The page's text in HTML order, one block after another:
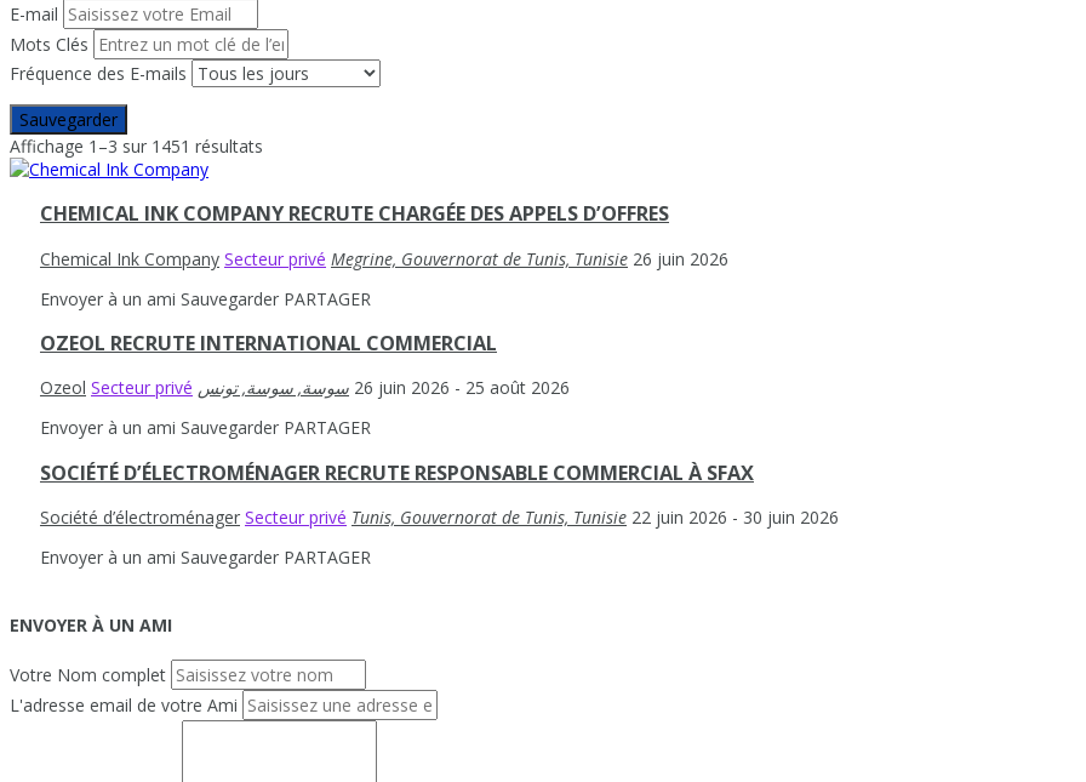
E-mail
Mots Clés
Fréquence des E-mails
Sauvegarder
Affichage 1–3 sur 1451 résultats
CHEMICAL INK COMPANY RECRUTE CHARGÉE DES APPELS D’OFFRES
Chemical Ink Company Secteur privé Megrine, Gouvernorat de Tunis, Tunisie 26 juin 2026
Envoyer à un ami Sauvegarder PARTAGER
OZEOL RECRUTE INTERNATIONAL COMMERCIAL
Ozeol Secteur privé 26 juin 2026 - 25 août 2026
Envoyer à un ami Sauvegarder PARTAGER
SOCIÉTÉ D’ÉLECTROMÉNAGER RECRUTE RESPONSABLE COMMERCIAL À SFAX
Société d’électroménager Secteur privé Tunis, Gouvernorat de Tunis, Tunisie 22 juin 2026 - 30 juin 2026
Envoyer à un ami Sauvegarder PARTAGER
ENVOYER À UN AMI
Votre Nom complet
L'adresse email de votre Ami